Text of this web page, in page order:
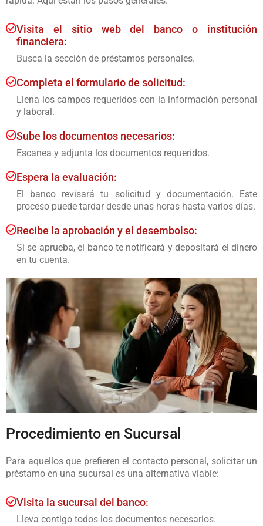
Visita el sitio web del banco o institución
financiera:
Busca la sección de préstamos personales.
Completa el formulario de solicitud:
Llena los campos requeridos con la información personal
y laboral.
Sube los documentos necesarios:
Escanea y adjunta los documentos requeridos.
Espera la evaluación:
El banco revisará tu solicitud y documentación. Este
proceso puede tardar desde unas horas hasta varios días.
Recibe la aprobación y el desembolso:
Si se aprueba, el banco te notificará y depositará el dinero
en tu cuenta.
Procedimiento en Sucursal
Para aquellos que prefieren el contacto personal, solicitar un
préstamo en una sucursal es una alternativa viable:
Visita la sucursal del banco:
Lleva contigo todos los documentos necesarios.